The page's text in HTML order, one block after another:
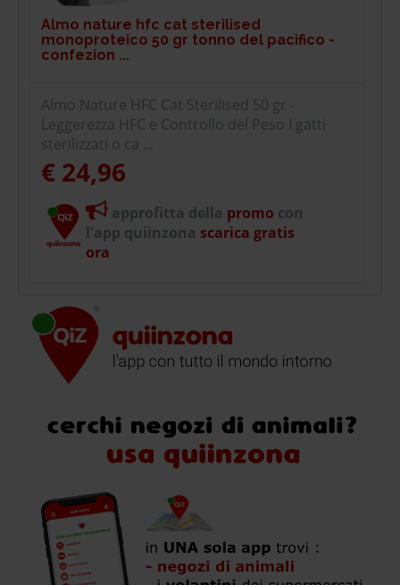
Almo nature hfc cat sterilised
monoproteico 50 gr tonno del pacifico -
confezion ...
Almo Nature HFC Cat Sterilised 50 gr -
Leggerezza HFC e Controllo del Peso I gatti
sterilizzati o ca ...
€ 24,96
approfitta della promo con
l'app quiinzona scarica gratis
ora